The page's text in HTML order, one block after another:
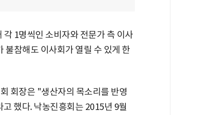
1명씩인 소비자와 전문가 측 이사
불참해도 이사회가 열릴 수 있게 한
회장은 "생산자의 목소리를 반영
했다. 낙농진흥회는 2015년 9월